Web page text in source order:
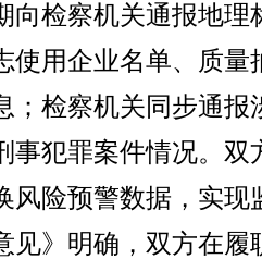
向检察机关通报地理
使用企业名单、质量
；检察机关同步通报
事犯罪案件情况。双
风险预警数据，实现
见》明确，双方在履